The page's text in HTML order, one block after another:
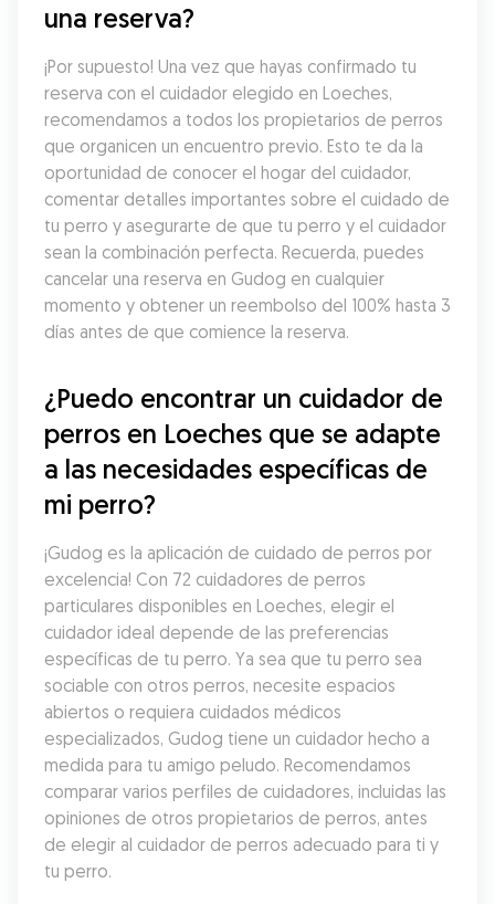
una reserva?
¡Por supuesto! Una vez que hayas confirmado tu
reserva con el cuidador elegido en Loeches,
recomendamos a todos los propietarios de perros
que organicen un encuentro previo. Esto te da la
oportunidad de conocer el hogar del cuidador,
comentar detalles importantes sobre el cuidado de
tu perro y asegurarte de que tu perro y el cuidador
sean la combinación perfecta. Recuerda, puedes
cancelar una reserva en Gudog en cualquier
momento y obtener un reembolso del 100% hasta 3
días antes de que comience la reserva.
¿Puedo encontrar un cuidador de
perros en Loeches que se adapte
a las necesidades específicas de
mi perro?
¡Gudog es la aplicación de cuidado de perros por
excelencia! Con 72 cuidadores de perros
particulares disponibles en Loeches, elegir el
cuidador ideal depende de las preferencias
específicas de tu perro. Ya sea que tu perro sea
sociable con otros perros, necesite espacios
abiertos o requiera cuidados médicos
especializados, Gudog tiene un cuidador hecho a
medida para tu amigo peludo. Recomendamos
comparar varios perfiles de cuidadores, incluidas las
opiniones de otros propietarios de perros, antes
de elegir al cuidador de perros adecuado para ti y
tu perro.